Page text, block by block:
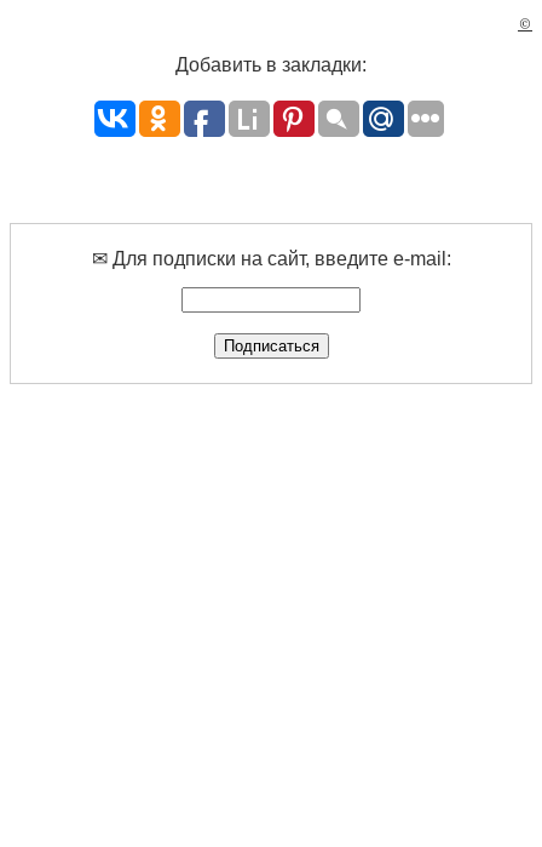
©
Добавить в закладки:
✉ Для подписки на сайт, введите e-mail: